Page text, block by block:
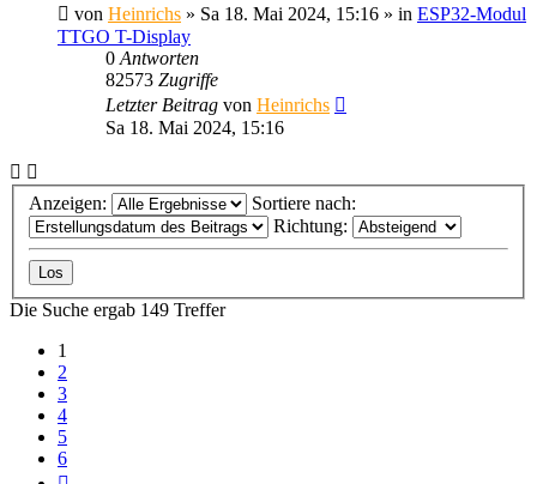
von Heinrichs » Sa 18. Mai 2024, 15:16 » in ESP32-Modul
TTGO T-Display
0 Antworten
82573 Zugriffe
Letzter Beitrag von Heinrichs
Sa 18. Mai 2024, 15:16
Anzeigen:
Sortiere nach:
Richtung:
Die Suche ergab 149 Treffer
1
2
3
4
5
6